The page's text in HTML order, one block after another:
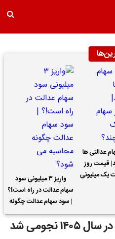
عدالتی ها
قیمت روز
یک میلیونی
واریز ۳ میلیونی سود
سهام عدالت در راه است!؟
| سود سهام عدالت چگونه
محاسبه می شود؟
نجومی شد